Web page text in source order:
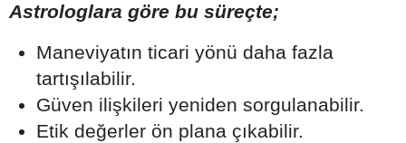
Astrologlara göre bu süreçte;
Maneviyatın ticari yönü daha fazla
tartışılabilir.
Güven ilişkileri yeniden sorgulanabilir.
Etik değerler ön plana çıkabilir.